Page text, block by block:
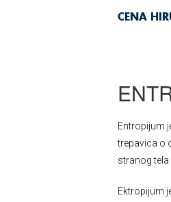
CENA
Entropijum
trepavica o
stranog tela
Ektropijum